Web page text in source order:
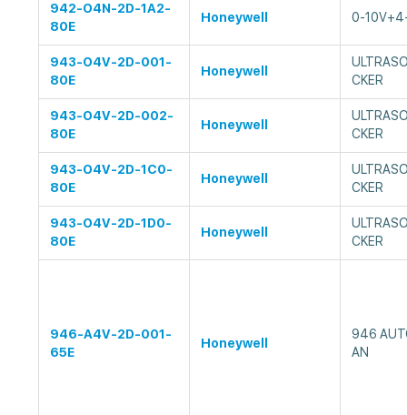
942-O4N-2D-1A2-
80E
Honeywell 0-
943-O4V-2D-001-
80E
Honeywell
CKER
943-O4V-2D-002-
80E
Honeywell
CKER
943-O4V-2D-1C0-
80E
Honeywell
CKER
943-O4V-2D-1D0-
80E
Honeywell
CKER
946-A4V-2D-001-
65E
Honeywell
946
AN